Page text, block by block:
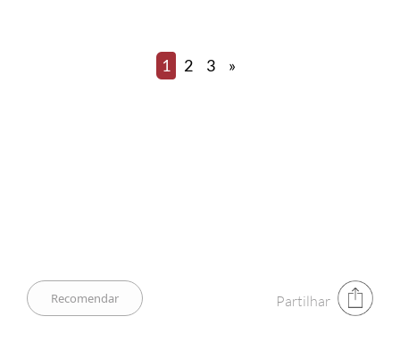
1 2 3 »
Partilhar